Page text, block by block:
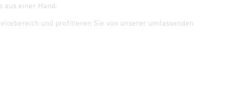
einer Hand.
und profitieren Sie von unserer umfassenden